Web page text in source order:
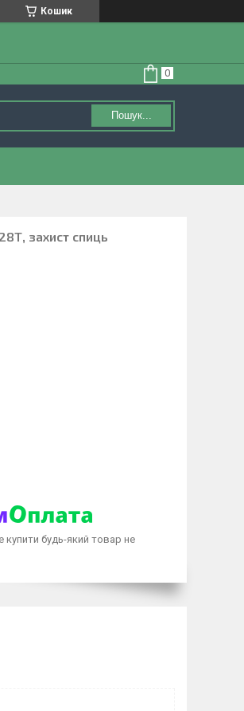
Кошик
Пошук...
захист спиць
купити будь-який товар не